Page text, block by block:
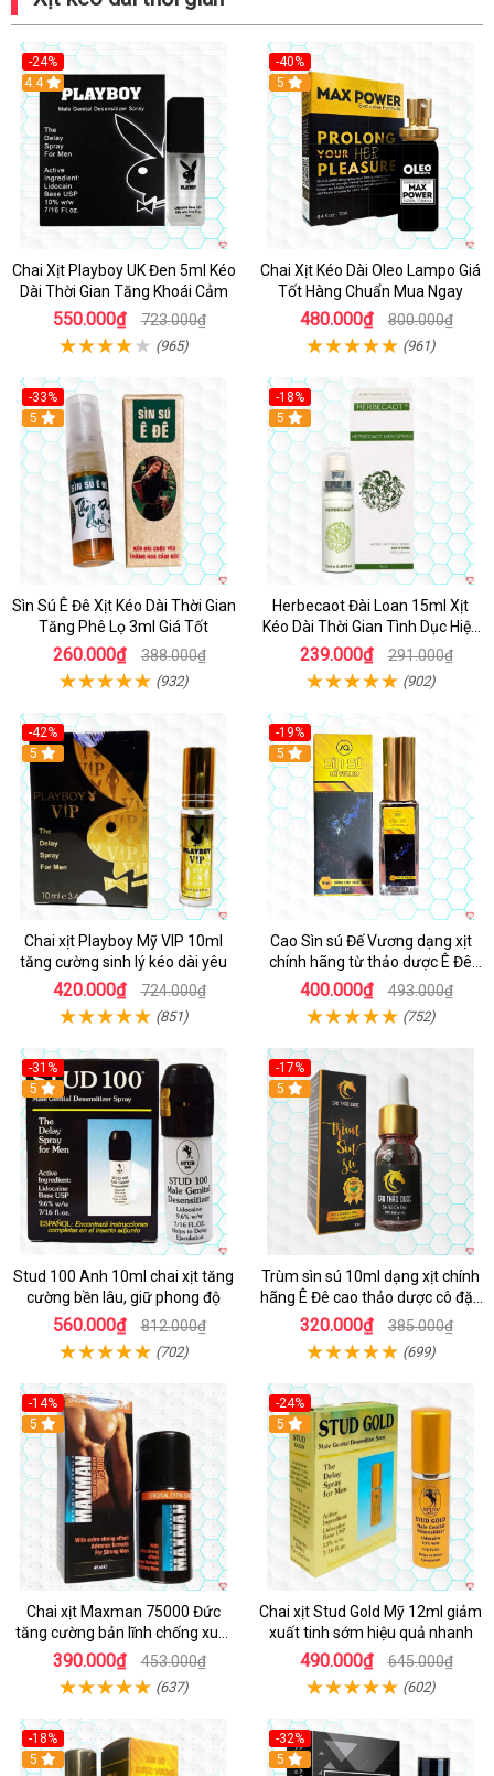
-24%
Hot
4.4
Chai Xịt Playboy UK Đen 5ml Kéo
Dài Thời Gian Tăng Khoái Cảm
550.000₫ 723.000₫
(965)
-40%
5
Chai Xịt Kéo Dài Oleo Lampo Giá
Tốt Hàng Chuẩn Mua Ngay
480.000₫ 800.000₫
(961)
-33%
5
Sìn Sú Ê Đê Xịt Kéo Dài Thời Gian
Tăng Phê Lọ 3ml Giá Tốt
260.000₫ 388.000₫
(932)
-18%
5
Herbecaot Đài Loan 15ml Xịt
Kéo Dài Thời Gian Tình Dục Hiệu
Quả
239.000₫ 291.000₫
(902)
-42%
5
Chai xịt Playboy Mỹ VIP 10ml
tăng cường sinh lý kéo dài yêu
420.000₫ 724.000₫
(851)
-19%
5
Cao Sìn sú Đế Vương dạng xịt
chính hãng từ thảo dược Ê Đê
Việt Nam
400.000₫ 493.000₫
(752)
-31%
5
Stud 100 Anh 10ml chai xịt tăng
cường bền lâu, giữ phong độ
560.000₫ 812.000₫
(702)
-17%
5
Trùm sìn sú 10ml dạng xịt chính
hãng Ê Đê cao thảo dược cô đặc
hiệu quả nhất
320.000₫ 385.000₫
(699)
-14%
5
Chai xịt Maxman 75000 Đức
tăng cường bản lĩnh chống xuất
tinh sớm
390.000₫ 453.000₫
(637)
-24%
5
Chai xịt Stud Gold Mỹ 12ml giảm
xuất tinh sớm hiệu quả nhanh
490.000₫ 645.000₫
(602)
-18%
5
-32%
5